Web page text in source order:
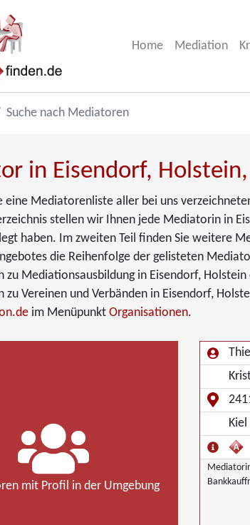
Home Mediation
Suche nach Mediatoren
in Eisendorf,
eine Mediatorenliste aller bei uns
stellen wir Ihnen jede Mediatorin in
haben. Im zweiten Teil finden Sie weitere
die Reihenfolge der gelisteten
zu Mediationsausbildung in Eisendorf,
zu Vereinen und Verbänden in Eisendorf,
im Menüpunkt Organisationen.
mit Profil in der Umgebung
Kiel